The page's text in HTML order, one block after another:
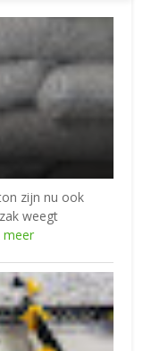
zijn nu ook
weegt
meer